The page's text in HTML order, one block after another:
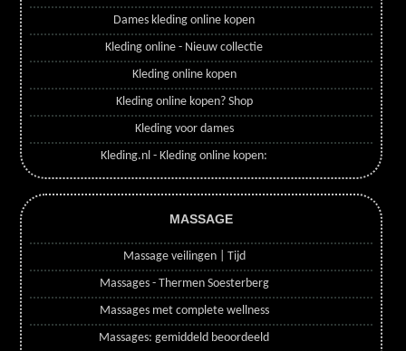
Dames kleding online kopen
Kleding online - Nieuw collectie
Kleding online kopen
Kleding online kopen? Shop
Kleding voor dames
Kleding.nl - Kleding online kopen:
MASSAGE
Massage veilingen | Tijd
Massages - Thermen Soesterberg
Massages met complete wellness
Massages: gemiddeld beoordeeld